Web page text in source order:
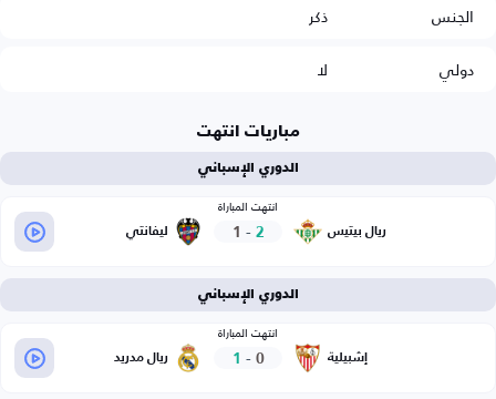
الجنس
ذكر
دولي
لا
مباريات انتهت
الدوري الإسباني
ريال بيتيس
انتهت المباراة
2
-
1 ليفانتي
الدوري الإسباني
إشبيلية
انتهت المباراة
0
-
1 ريال مدريد